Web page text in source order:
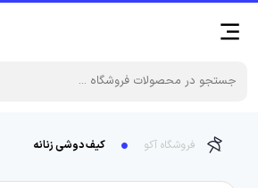
فروشگاه آکو کیف دوشی زنانه